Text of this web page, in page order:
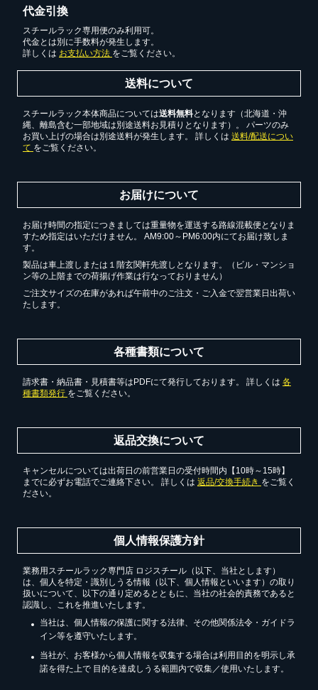
代金引換
スチールラック専用便のみ利用可。
代金とは別に手数料が発生します。
詳しくは お支払い方法 をご覧ください。
送料について
スチールラック本体商品については送料無料となります（北海道・沖
縄、離島含む一部地域は別途送料お見積りとなります）。 パーツのみ
お買い上げの場合は別途送料が発生します。 詳しくは 送料/配送につい
て をご覧ください。
お届けについて
お届け時間の指定につきましては重量物を運送する路線混載便となりま
すため指定はいただけません。 AM9:00～PM6:00内にてお届け致しま
す。
製品は車上渡しまたは１階玄関軒先渡しとなります。（ビル・マンショ
ン等の上階までの荷揚げ作業は行なっておりません）
ご注文サイズの在庫があれば午前中のご注文・ご入金で翌営業日出荷い
たします。
各種書類について
請求書・納品書・見積書等はPDFにて発行しております。 詳しくは 各
種書類発行 をご覧ください。
返品交換について
キャンセルについては出荷日の前営業日の受付時間内【10時～15時】
までに必ずお電話でご連絡下さい。 詳しくは 返品/交換手続き をご覧く
ださい。
個人情報保護方針
業務用スチールラック専門店 ロジスチール（以下、当社とします）
は、個人を特定・識別しうる情報（以下、個人情報といいます）の取り
扱いについて、以下の通り定めるとともに、当社の社会的責務であると
認識し、これを推進いたします。
当社は、個人情報の保護に関する法律、その他関係法令・ガイドラ
イン等を遵守いたします。
当社が、お客様から個人情報を収集する場合は利用目的を明示し承
諾を得た上で 目的を達成しうる範囲内で収集／使用いたします。
ます(安心保証付き)
カートへ進む
無料お見積する